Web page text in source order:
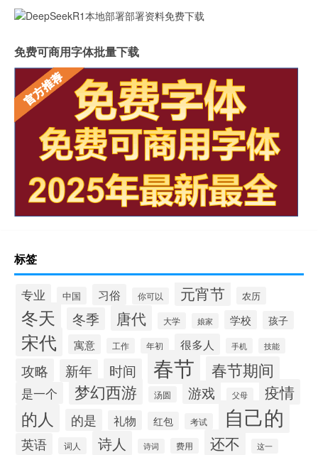
免费可商用字体批量下载
标签
专业 中国 习俗 你可以 元宵节 农历
冬天 冬季 唐代 大学 娘家 学校 孩子
宋代 寓意 工作 年初 很多人 手机 技能
攻略 新年 时间 春节 春节期间
是一个 梦幻西游 汤圆 游戏 父母 疫情
的人 的是 礼物 红包 考试 自己的
英语 词人 诗人 诗词 费用 还不 这一